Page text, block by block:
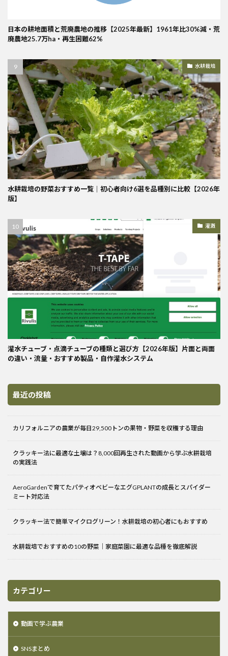
日本の耕地面積と荒廃農地の推移【2025年最新】1961年比30%減・荒
廃農地25.7万ha・再生困難62%
水耕栽培
水耕栽培の野菜おすすめ一覧｜初心者向け6選を品種別に比較【2026年
版】
灌漑
灌水チューブ・点滴チューブの種類と選び方【2026年版】片面と両面
の違い・流量・おすすめ製品・自作灌水システム
最近の投稿
カリフォルニアの農業が毎日29,500トンの果物・野菜を収穫する理由
クラッキー法に最適な土壌は？8,000回再生された動画から学ぶ水耕栽培
の実践法
AeroGardenで育てたパティオベビーなエグGPLANTの成長とスパイダー
ミート対応法
クラッキー法で簡単マイクログリーン！水耕栽培の初心者にもおすすめ
水耕栽培でおすすめの10の野菜｜家庭菜園に最適な品種を徹底解説
カテゴリー
動画で学ぶ農業
SNSまとめ